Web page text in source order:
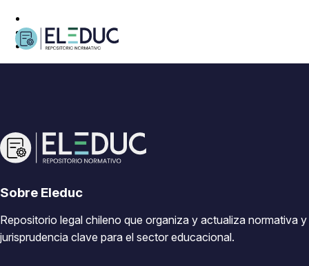
Sobre Eleduc
Repositorio legal chileno que organiza y actualiza normativa y
jurisprudencia clave para el sector educacional.